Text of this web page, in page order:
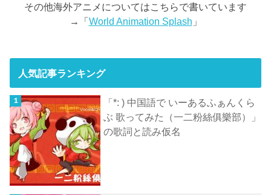
その他海外アニメについてはこちらで書いています
→「World Animation Splash 」
人気記事ランキング
「*: ) 中国語で いーあるふぁんくら
ぶ 歌ってみた（一二粉絲俱樂部）」
の歌詞と読み仮名